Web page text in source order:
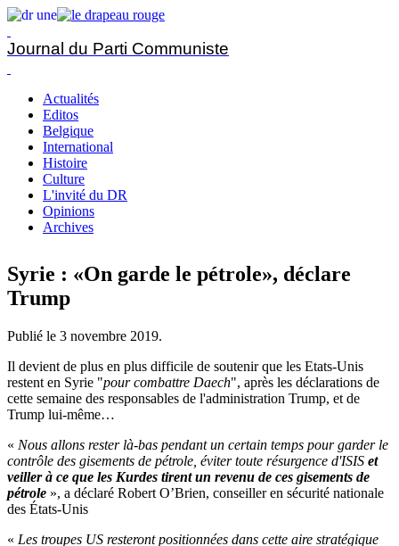
Journal du Parti Communiste
Actualités
Editos
Belgique
International
Histoire
Culture
L'invité du DR
Opinions
Archives
Syrie : «On garde le pétrole», déclare
Trump
Publié le 3 novembre 2019.
Il devient de plus en plus difficile de soutenir que les Etats-Unis
restent en Syrie "pour combattre Daech", après les déclarations de
cette semaine des responsables de l'administration Trump, et de
Trump lui-même…
« Nous allons rester là-bas pendant un certain temps pour garder le
contrôle des gisements de pétrole, éviter toute résurgence d'ISIS et
veiller à ce que les Kurdes tirent un revenu de ces gisements de
pétrole », a déclaré Robert O’Brien, conseiller en sécurité nationale
des États-Unis
« Les troupes US resteront positionnées dans cette aire stratégique